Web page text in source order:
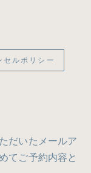
ィをお楽しみ
た。
サップの上での
る
。
心も体も解放
番自由を感じる
に夜光虫が煌め
るで水を得た魚
セルポリシー
だいたメールア
てご予約内容と